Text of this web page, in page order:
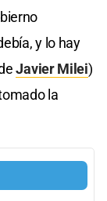
y lo hay
Javier Milei)
la